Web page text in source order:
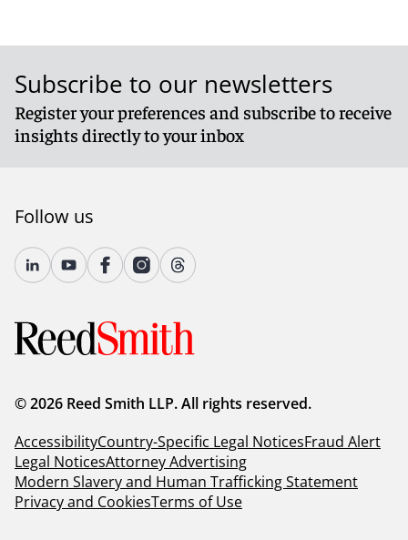
Subscribe to our newsletters
Register your preferences and subscribe to receive
insights directly to your inbox
Follow us
© 2026 Reed Smith LLP. All rights reserved.
AccessibilityCountry-Specific Legal NoticesFraud Alert
Legal NoticesAttorney Advertising
Modern Slavery and Human Trafficking Statement
Privacy and CookiesTerms of Use